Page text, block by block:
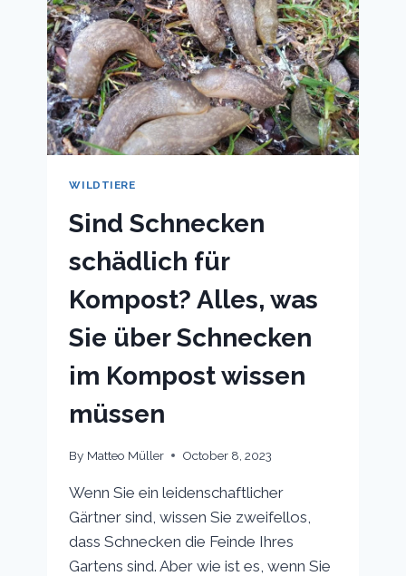
WILDTIERE
Sind Schnecken
schädlich für
Kompost? Alles, was
Sie über Schnecken
im Kompost wissen
müssen
By Matteo Müller October 8, 2023
Wenn Sie ein leidenschaftlicher
Gärtner sind, wissen Sie zweifellos,
dass Schnecken die Feinde Ihres
Gartens sind. Aber wie ist es, wenn Sie